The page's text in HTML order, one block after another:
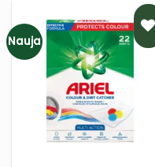
Nauja
PRIDĖTI
Į NORŲ